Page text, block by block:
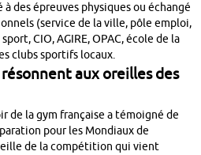
des épreuves physiques ou échangé
(service de la ville, pôle emploi,
CIO, AGIRE, OPAC, école de la
clubs sportifs locaux.
aux oreilles des
de la gym française a témoigné de
pour les Mondiaux de
de la compétition qui vient